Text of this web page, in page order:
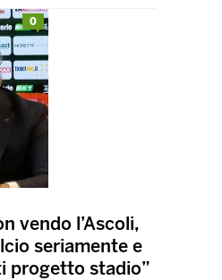
0
vendo l’Ascoli,
seriamente e
progetto stadio”